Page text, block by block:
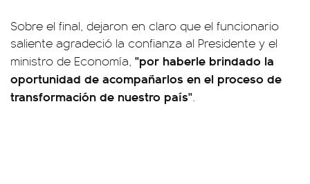
Sobre el final, dejaron en claro que el funcionario
saliente agradeció la confianza al Presidente y el
ministro de Economía, "por haberle brindado la
oportunidad de acompañarlos en el proceso de
transformación de nuestro país".